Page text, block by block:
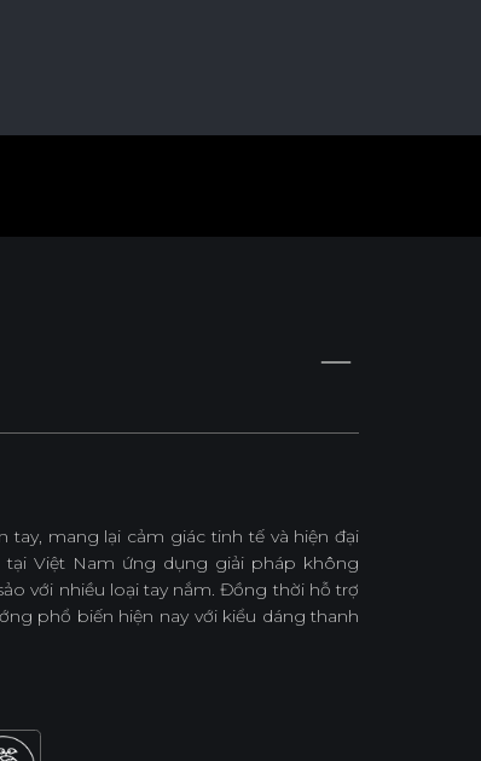
mang lại cảm giác tinh tế và hiện đại
Việt Nam ứng dụng giải pháp không
với nhiều loại tay nắm. Đồng thời hỗ trợ
phổ biến hiện nay với kiểu dáng thanh